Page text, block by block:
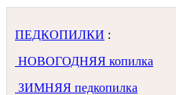
ПЕДКОПИЛКИ :
НОВОГОДНЯЯ копилка
ЗИМНЯЯ педкопилка